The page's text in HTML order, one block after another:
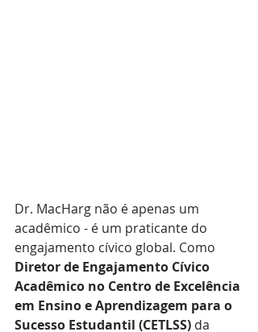
Dr. MacHarg não é apenas um
acadêmico - é um praticante do
engajamento cívico global. Como
Diretor de Engajamento Cívico
Acadêmico no Centro de Excelência
em Ensino e Aprendizagem para o
Sucesso Estudantil (CETLSS) da